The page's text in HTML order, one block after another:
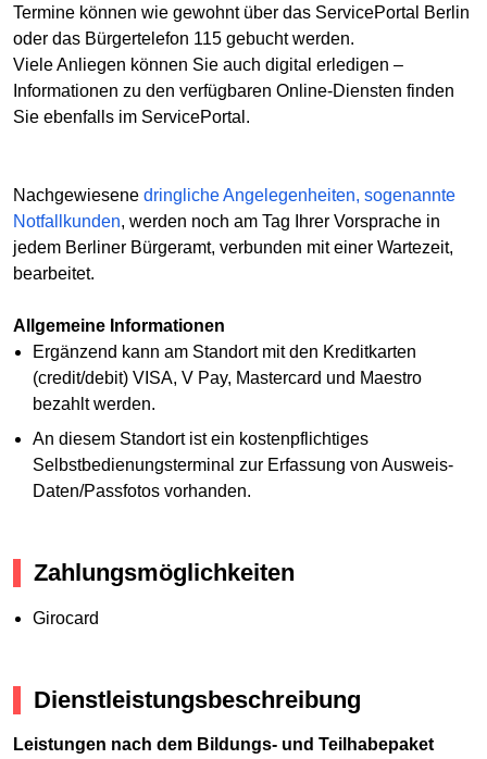
Termine können wie gewohnt über das ServicePortal Berlin
oder das Bürgertelefon 115 gebucht werden.
Viele Anliegen können Sie auch digital erledigen –
Informationen zu den verfügbaren Online-Diensten finden
Sie ebenfalls im ServicePortal.
Nachgewiesene dringliche Angelegenheiten, sogenannte
Notfallkunden, werden noch am Tag Ihrer Vorsprache in
jedem Berliner Bürgeramt, verbunden mit einer Wartezeit,
bearbeitet.
Allgemeine Informationen
Ergänzend kann am Standort mit den Kreditkarten
(credit/debit) VISA, V Pay, Mastercard und Maestro
bezahlt werden.
An diesem Standort ist ein kostenpflichtiges
Selbstbedienungsterminal zur Erfassung von Ausweis-
Daten/Passfotos vorhanden.
Zahlungsmöglichkeiten
Girocard
Dienstleistungsbeschreibung
Leistungen nach dem Bildungs- und Teilhabepaket